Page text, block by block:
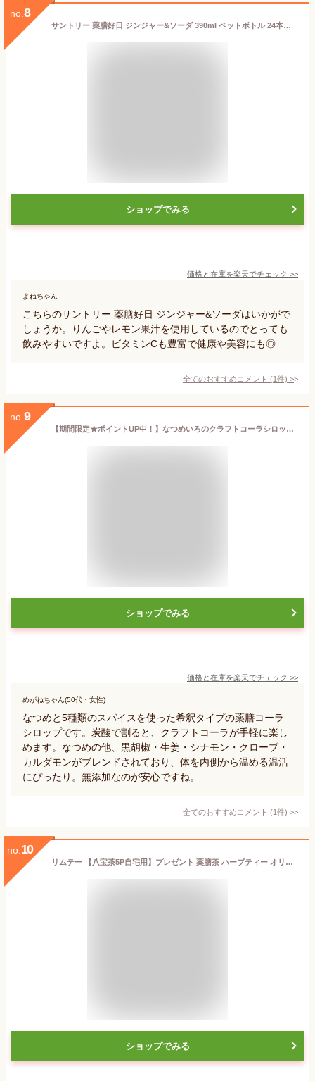
no. 8
サントリー 薬膳好日 ジンジャー&ソーダ 390ml ペットボトル 24本入 炭酸飲料 薬膳炭酸 ショウガ
ショップでみる
価格と在庫を楽天でチェック >>
よねちゃん
こちらのサントリー 薬膳好日 ジンジャー&ソーダはいかがで
しょうか。りんごやレモン果汁を使用しているのでとっても
飲みやすいですよ。ビタミンCも豊富で健康や美容にも◎
全てのおすすめコメント (1件) >
no. 9
【期間限定★ポイントUP中！】なつめいろのクラフトコーラシロップ なつめと5種類のスパイス 薬膳シロップ スパイス 希釈タイプ 無添加 シロップ クラフトコーラ なつめ ドリンク 薬膳 温活 コーラ原液 炭酸水 チャイ プレゼント ギフト
ショップでみる
価格と在庫を楽天でチェック >>
めがねちゃん(50代・女性)
なつめと5種類のスパイスを使った希釈タイプの薬膳コーラ
シロップです。炭酸で割ると、クラフトコーラが手軽に楽し
めます。なつめの他、黒胡椒・生姜・シナモン・クローブ・
カルダモンがブレンドされており、体を内側から温める温活
にぴったり。無添加なのが安心ですね。
全てのおすすめコメント (1件) >
no. 10
リムテー 【八宝茶5P自宅用】プレゼント 薬膳茶 ハーブティー オリジナル八宝茶 ジャスミン茶 薔薇 なつめ 冬瓜 美容 三泡台 蓋碗茶 健康茶 ネコポス便送料無料
ショップでみる